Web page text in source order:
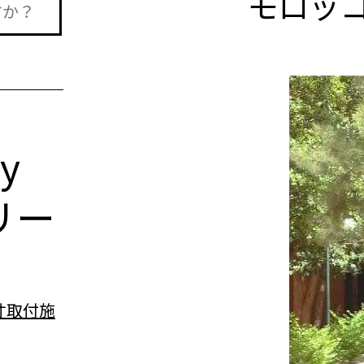
ー
取付施